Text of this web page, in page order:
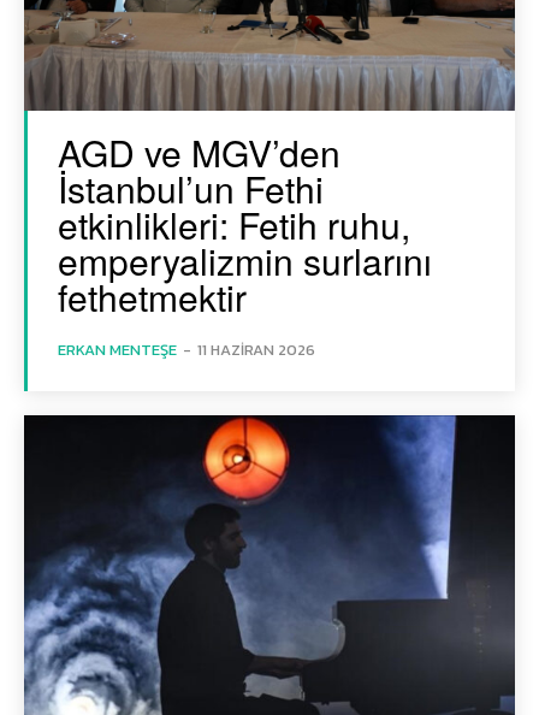
AGD ve MGV’den
İstanbul’un Fethi
etkinlikleri: Fetih ruhu,
emperyalizmin surlarını
fethetmektir
ERKAN MENTEŞE - 11 HAZIRAN 2026